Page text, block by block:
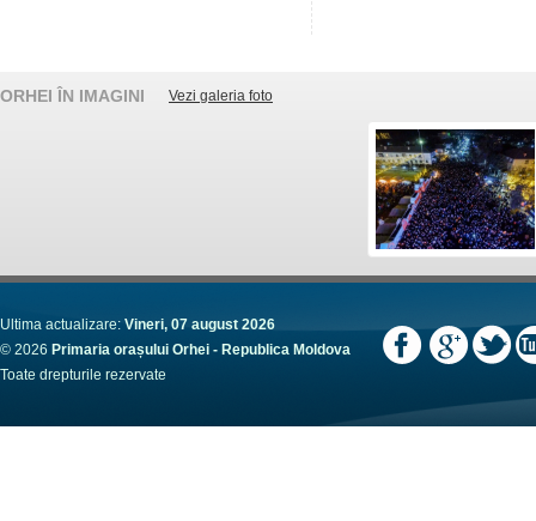
ORHEI ÎN IMAGINI Vezi galeria foto
Ultima actualizare: Vineri, 07 august 2026
© 2026 Primaria orașului Orhei - Republica Moldova
Toate drepturile rezervate